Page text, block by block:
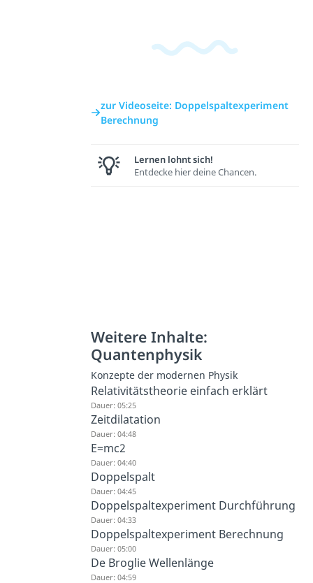
zur Videoseite: Doppelspaltexperiment
Berechnung
Lernen lohnt sich!
Entdecke hier deine Chancen.
Weitere Inhalte:
Quantenphysik
Konzepte der modernen Physik
Relativitätstheorie einfach erklärt
Dauer: 05:25
Zeitdilatation
Dauer: 04:48
E=mc2
Dauer: 04:40
Doppelspalt
Dauer: 04:45
Doppelspaltexperiment Durchführung
Dauer: 04:33
Doppelspaltexperiment Berechnung
Dauer: 05:00
De Broglie Wellenlänge
Dauer: 04:59